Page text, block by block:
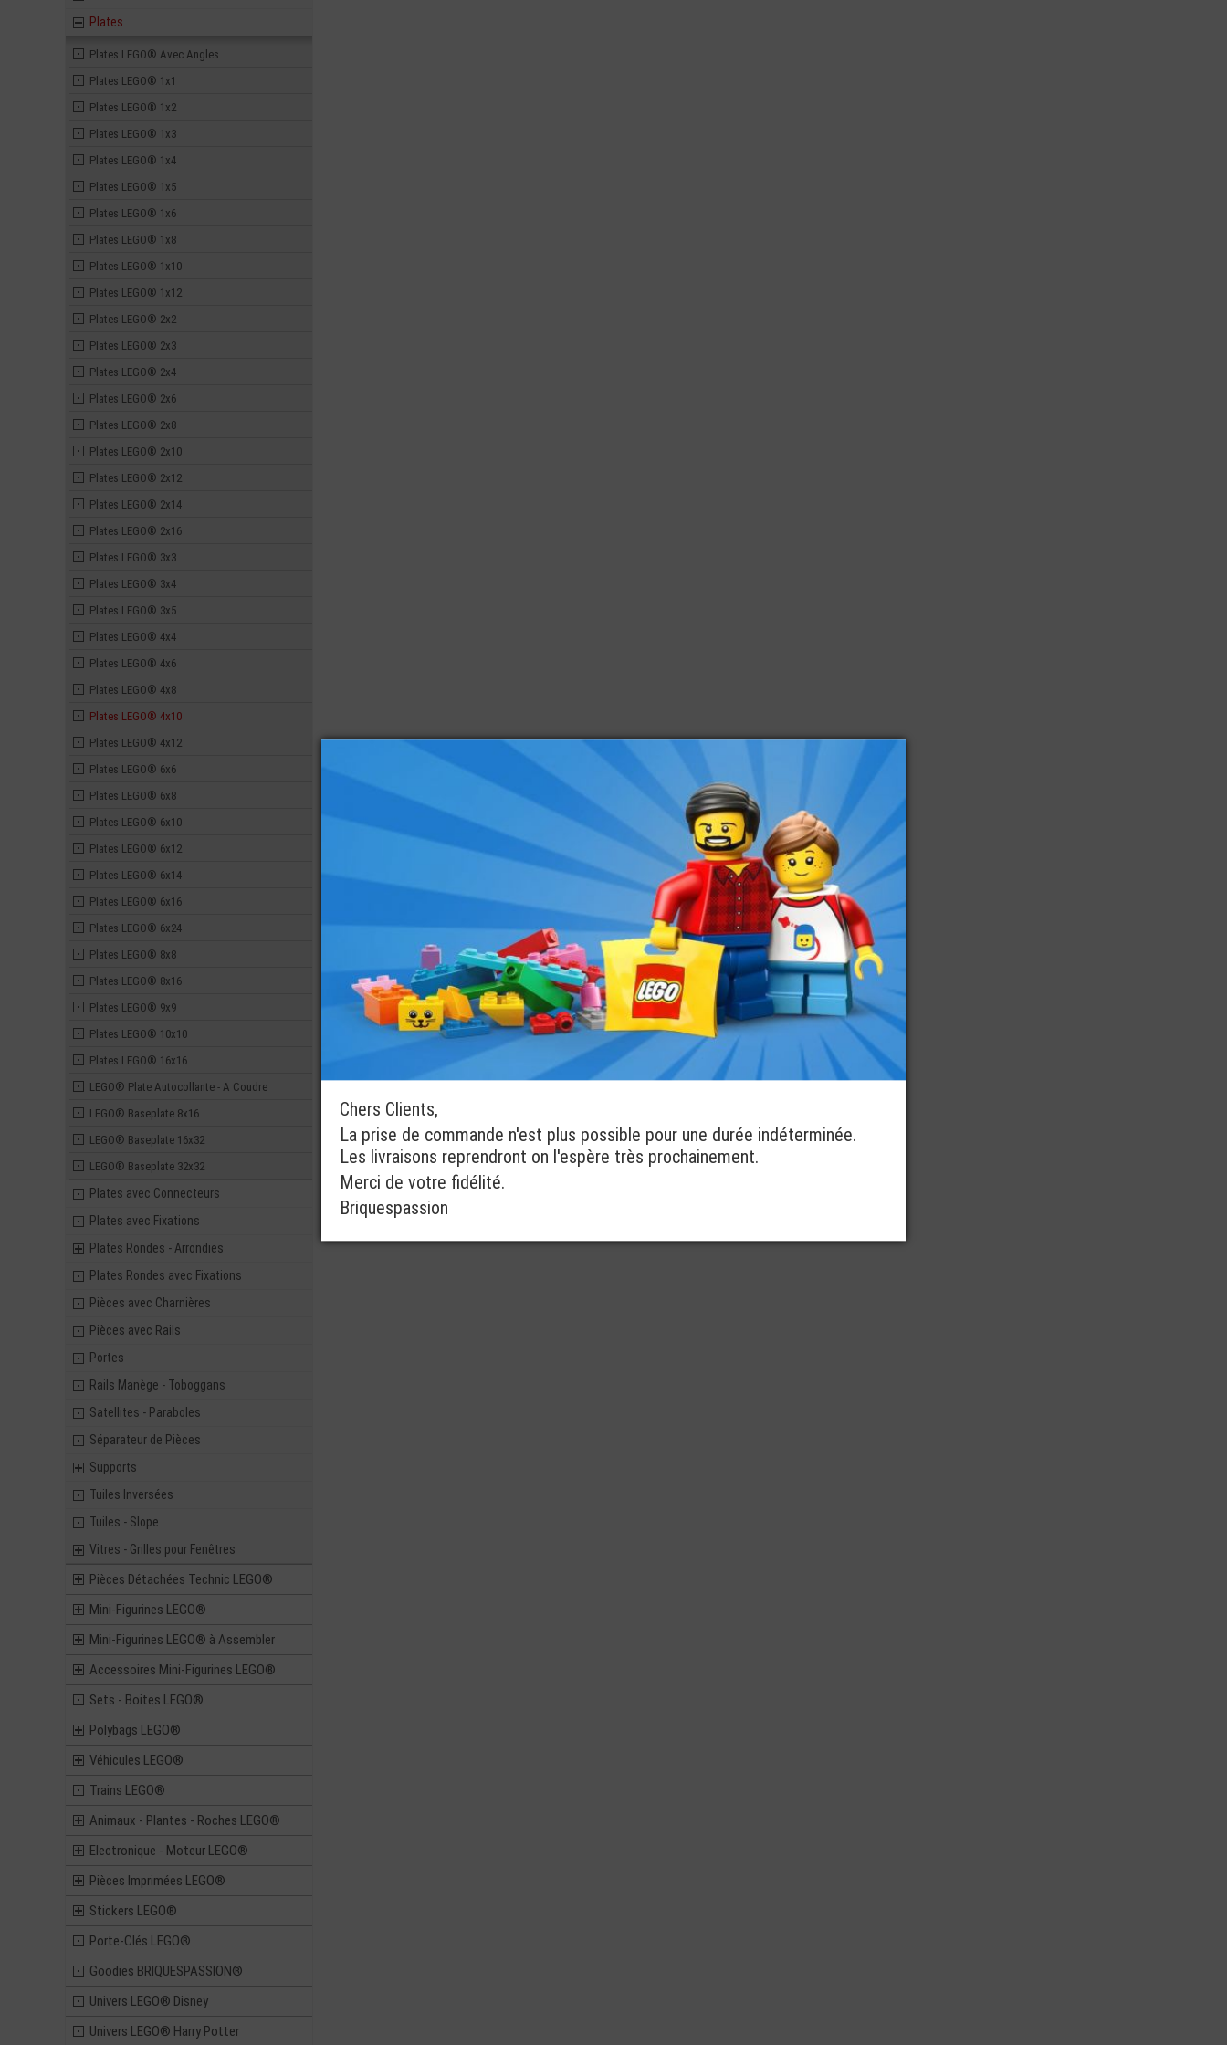
Plates
Plates LEGO® Avec Angles
Plates LEGO® 1x1
Plates LEGO® 1x2
Plates LEGO® 1x3
Plates LEGO® 1x4
Plates LEGO® 1x5
Plates LEGO® 1x6
Plates LEGO® 1x8
Plates LEGO® 1x10
Plates LEGO® 1x12
Plates LEGO® 2x2
Plates LEGO® 2x3
Plates LEGO® 2x4
Plates LEGO® 2x6
Plates LEGO® 2x8
Plates LEGO® 2x10
Plates LEGO® 2x12
Plates LEGO® 2x14
Plates LEGO® 2x16
Plates LEGO® 3x3
Plates LEGO® 3x4
Plates LEGO® 3x5
Plates LEGO® 4x4
Plates LEGO® 4x6
Plates LEGO® 4x8
Plates LEGO® 4x10
Plates LEGO® 4x12
Plates LEGO® 6x6
Plates LEGO® 6x8
Plates LEGO® 6x10
Plates LEGO® 6x12
Plates LEGO® 6x14
Plates LEGO® 6x16
Plates LEGO® 6x24
Plates LEGO® 8x8
Plates LEGO® 8x16
Plates LEGO® 9x9
Plates LEGO® 10x10
Plates LEGO® 16x16
LEGO® Plate Autocollante - A Coudre
LEGO® Baseplate 8x16
LEGO® Baseplate 16x32
LEGO® Baseplate 32x32
Plates avec Connecteurs
Plates avec Fixations
Plates Rondes - Arrondies
Plates Rondes avec Fixations
Pièces avec Charnières
Pièces avec Rails
Portes
Rails Manège - Toboggans
Satellites - Paraboles
Séparateur de Pièces
Supports
Tuiles Inversées
Tuiles - Slope
Vitres - Grilles pour Fenêtres
Pièces Détachées Technic LEGO®
Mini-Figurines LEGO®
Mini-Figurines LEGO® à Assembler
Accessoires Mini-Figurines LEGO®
Sets - Boites LEGO®
Polybags LEGO®
Véhicules LEGO®
Trains LEGO®
Animaux - Plantes - Roches LEGO®
Electronique - Moteur LEGO®
Pièces Imprimées LEGO®
Stickers LEGO®
Porte-Clés LEGO®
Goodies BRIQUESPASSION®
Univers LEGO® Disney
Univers LEGO® Harry Potter
Chers Clients,
La prise de commande n'est plus possible pour une durée indéterminée.
Les livraisons reprendront on l'espère très prochainement.
Merci de votre fidélité.
Briquespassion